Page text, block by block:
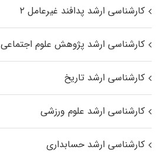
کارشناسی ارشد پدافند غیرعامل ۲
کارشناسی ارشد پژوهش علوم اجتماعی
کارشناسی ارشد تاریخ
کارشناسی ارشد علوم ورزشی
کارشناسی ارشد حسابداری